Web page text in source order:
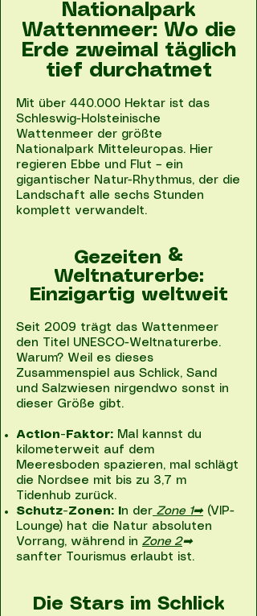
Nationalpark
Wattenmeer: Wo die
Erde zweimal täglich
tief durchatmet
Mit über 440.000 Hektar ist das
Schleswig-Holsteinische
Wattenmeer der größte
Nationalpark Mitteleuropas. Hier
regieren Ebbe und Flut – ein
gigantischer Natur-Rhythmus, der die
Landschaft alle sechs Stunden
komplett verwandelt.
Gezeiten &
Weltnaturerbe:
Einzigartig weltweit
Seit 2009 trägt das Wattenmeer
den Titel UNESCO-Weltnaturerbe.
Warum? Weil es dieses
Zusammenspiel aus Schlick, Sand
und Salzwiesen nirgendwo sonst in
dieser Größe gibt.
Action-Faktor: Mal kannst du
kilometerweit auf dem
Meeresboden spazieren, mal schlägt
die Nordsee mit bis zu 3,7 m
Tidenhub zurück.
Schutz-Zonen: I n der Zone 1➡(VIP-
Lounge) hat die Natur absoluten
Vorrang, während in Zone 2➡
sanfter Tourismus erlaubt ist.
Die Stars im Schlick